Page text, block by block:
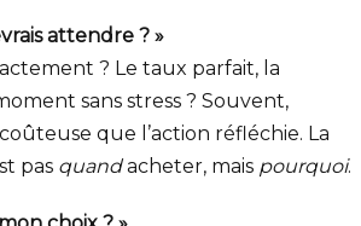
attendre ? »
? Le taux parfait, la
sans stress ? Souvent,
que l’action réfléchie. La
pas quandacheter, mais pourquoi.